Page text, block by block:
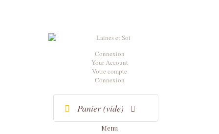
Connexion
Your Account
Votre compte
Connexion
Panier (vide)
Menu